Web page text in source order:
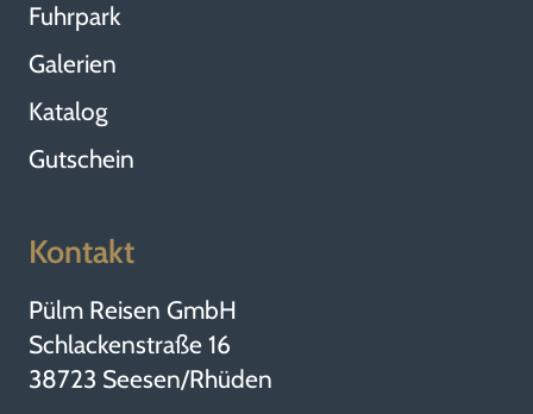
Fuhrpark
Galerien
Katalog
Gutschein
Kontakt
Pülm Reisen GmbH
Schlackenstraße 16
38723 Seesen/Rhüden